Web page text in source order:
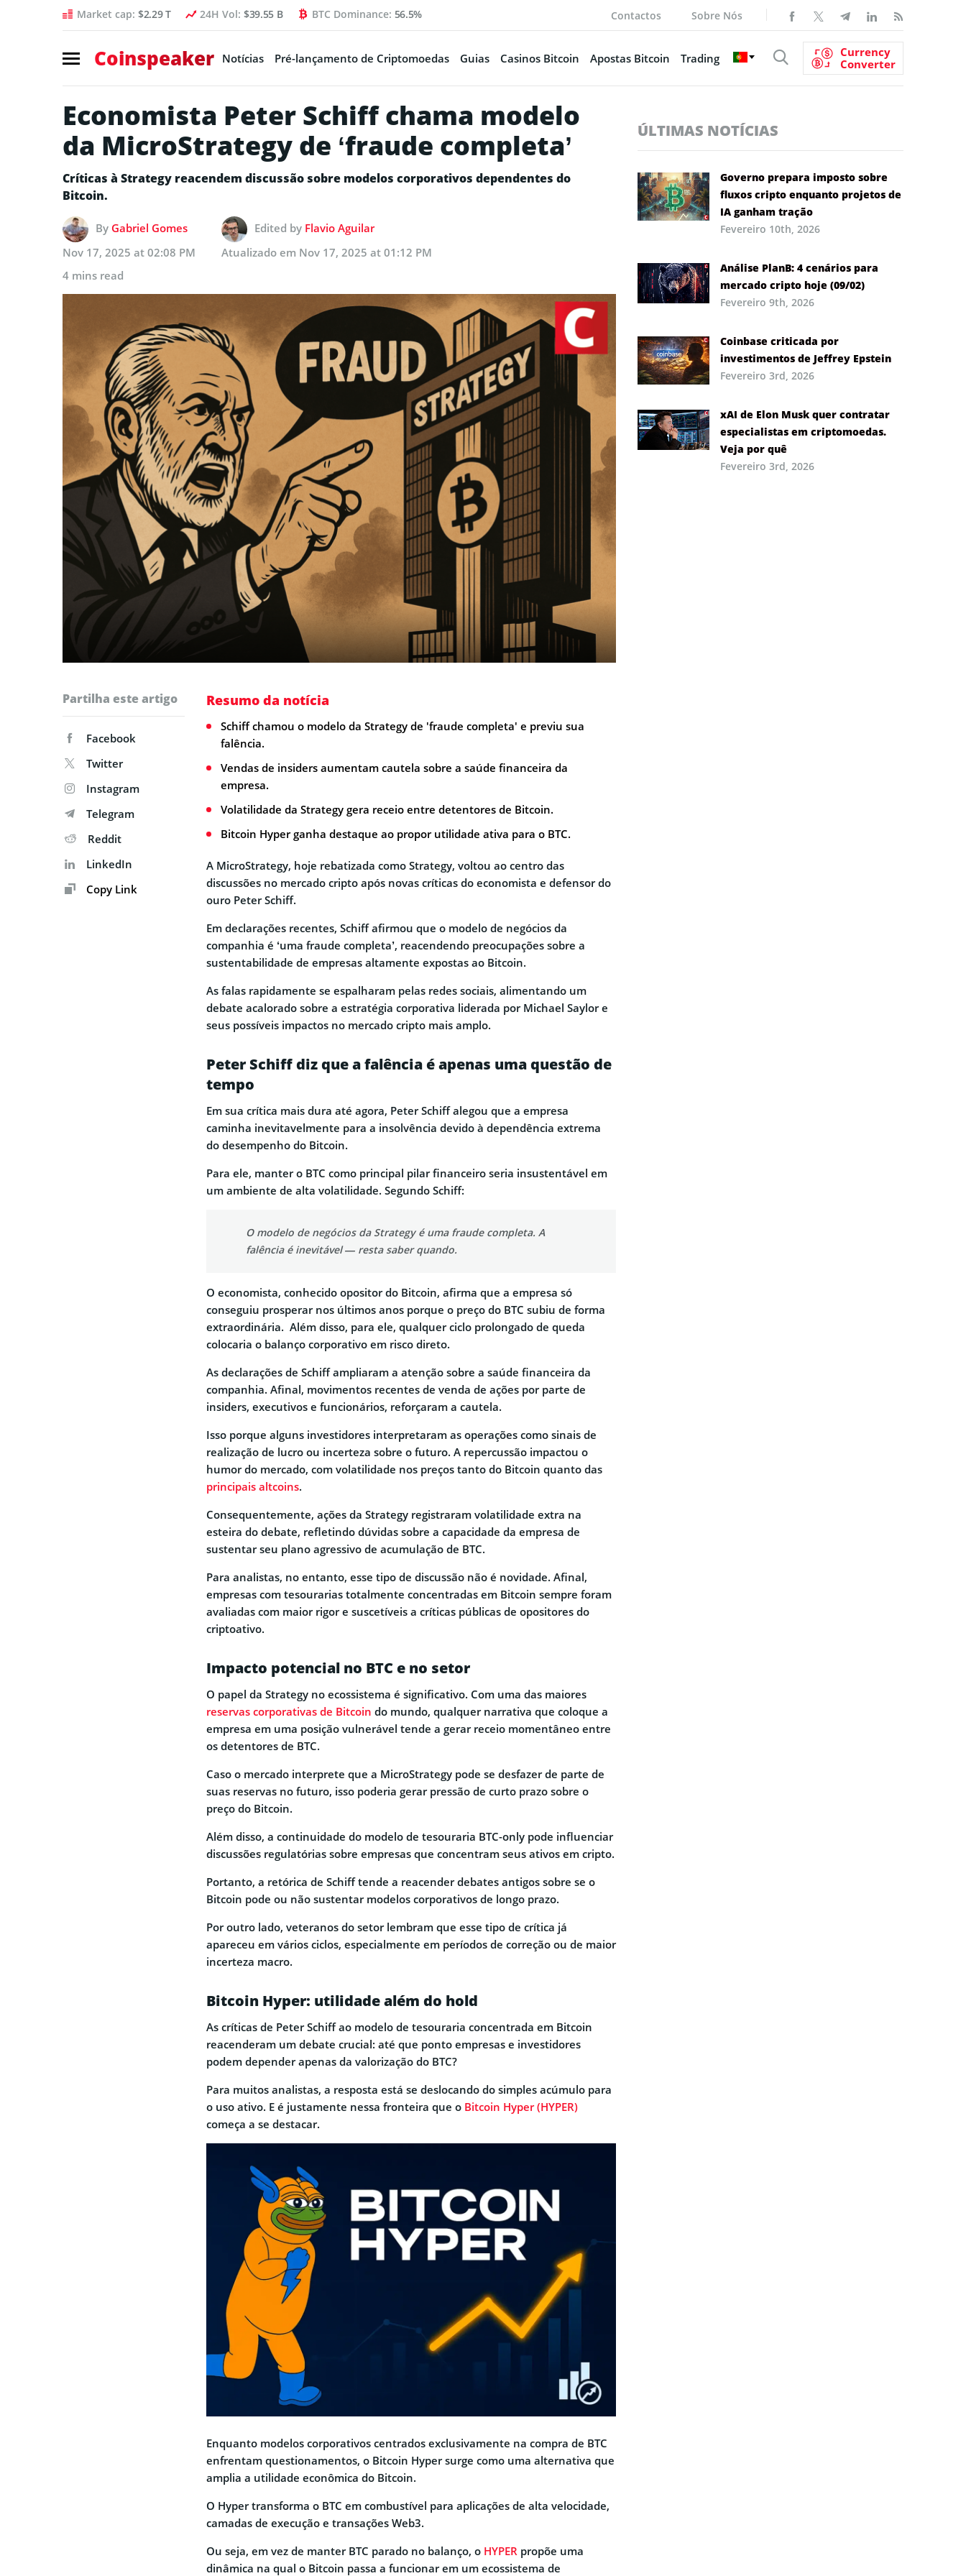
Market cap: $2.29 T 24H Vol: $39.55 B BTC Dominance: 56.5% Contactos Sobre Nós
Coinspeaker Notícias Pré-lançamento de Criptomoedas Guias Casinos Bitcoin Apostas Bitcoin Trading
Currency
Converter
Economista Peter Schiff chama modelo
da MicroStrategy de ‘fraude completa’
Críticas à Strategy reacendem discussão sobre modelos corporativos dependentes do
Bitcoin.
By Gabriel Gomes Edited by Flavio Aguilar
Nov 17, 2025 at 02:08 PM
Atualizado em Nov 17, 2025 at 01:12 PM
4 mins read
Partilha este artigo
Facebook
Twitter
Instagram
Telegram
Reddit
LinkedIn
Copy Link
Resumo da notícia
Schiff chamou o modelo da Strategy de 'fraude completa' e previu sua
falência.
Vendas de insiders aumentam cautela sobre a saúde financeira da
empresa.
Volatilidade da Strategy gera receio entre detentores de Bitcoin.
Bitcoin Hyper ganha destaque ao propor utilidade ativa para o BTC.
A MicroStrategy, hoje rebatizada como Strategy, voltou ao centro das
discussões no mercado cripto após novas críticas do economista e defensor do
ouro Peter Schiff.
Em declarações recentes, Schiff afirmou que o modelo de negócios da
companhia é ‘uma fraude completa’, reacendendo preocupações sobre a
sustentabilidade de empresas altamente expostas ao Bitcoin.
As falas rapidamente se espalharam pelas redes sociais, alimentando um
debate acalorado sobre a estratégia corporativa liderada por Michael Saylor e
seus possíveis impactos no mercado cripto mais amplo.
Peter Schiff diz que a falência é apenas uma questão de
tempo
Em sua crítica mais dura até agora, Peter Schiff alegou que a empresa
caminha inevitavelmente para a insolvência devido à dependência extrema
do desempenho do Bitcoin.
Para ele, manter o BTC como principal pilar financeiro seria insustentável em
um ambiente de alta volatilidade. Segundo Schiff:
O modelo de negócios da Strategy é uma fraude completa. A
falência é inevitável — resta saber quando.
O economista, conhecido opositor do Bitcoin, afirma que a empresa só
conseguiu prosperar nos últimos anos porque o preço do BTC subiu de forma
extraordinária. Além disso, para ele, qualquer ciclo prolongado de queda
colocaria o balanço corporativo em risco direto.
As declarações de Schiff ampliaram a atenção sobre a saúde financeira da
companhia. Afinal, movimentos recentes de venda de ações por parte de
insiders, executivos e funcionários, reforçaram a cautela.
Isso porque alguns investidores interpretaram as operações como sinais de
realização de lucro ou incerteza sobre o futuro. A repercussão impactou o
humor do mercado, com volatilidade nos preços tanto do Bitcoin quanto das
principais altcoins.
Consequentemente, ações da Strategy registraram volatilidade extra na
esteira do debate, refletindo dúvidas sobre a capacidade da empresa de
sustentar seu plano agressivo de acumulação de BTC.
Para analistas, no entanto, esse tipo de discussão não é novidade. Afinal,
empresas com tesourarias totalmente concentradas em Bitcoin sempre foram
avaliadas com maior rigor e suscetíveis a críticas públicas de opositores do
criptoativo.
Impacto potencial no BTC e no setor
O papel da Strategy no ecossistema é significativo. Com uma das maiores
reservas corporativas de Bitcoin do mundo, qualquer narrativa que coloque a
empresa em uma posição vulnerável tende a gerar receio momentâneo entre
os detentores de BTC.
Caso o mercado interprete que a MicroStrategy pode se desfazer de parte de
suas reservas no futuro, isso poderia gerar pressão de curto prazo sobre o
preço do Bitcoin.
Além disso, a continuidade do modelo de tesouraria BTC-only pode influenciar
discussões regulatórias sobre empresas que concentram seus ativos em cripto.
Portanto, a retórica de Schiff tende a reacender debates antigos sobre se o
Bitcoin pode ou não sustentar modelos corporativos de longo prazo.
Por outro lado, veteranos do setor lembram que esse tipo de crítica já
apareceu em vários ciclos, especialmente em períodos de correção ou de maior
incerteza macro.
Bitcoin Hyper: utilidade além do hold
As críticas de Peter Schiff ao modelo de tesouraria concentrada em Bitcoin
reacenderam um debate crucial: até que ponto empresas e investidores
podem depender apenas da valorização do BTC?
Para muitos analistas, a resposta está se deslocando do simples acúmulo para
o uso ativo. E é justamente nessa fronteira que o Bitcoin Hyper (HYPER)
começa a se destacar.
Enquanto modelos corporativos centrados exclusivamente na compra de BTC
enfrentam questionamentos, o Bitcoin Hyper surge como uma alternativa que
amplia a utilidade econômica do Bitcoin.
O Hyper transforma o BTC em combustível para aplicações de alta velocidade,
camadas de execução e transações Web3.
Ou seja, em vez de manter BTC parado no balanço, o HYPER propõe uma
dinâmica na qual o Bitcoin passa a funcionar em um ecossistema de
ÚLTIMAS NOTÍCIAS
Governo prepara imposto sobre
fluxos cripto enquanto projetos de
IA ganham tração
Fevereiro 10th, 2026
Análise PlanB: 4 cenários para
mercado cripto hoje (09/02)
Fevereiro 9th, 2026
Coinbase criticada por
investimentos de Jeffrey Epstein
Fevereiro 3rd, 2026
xAI de Elon Musk quer contratar
especialistas em criptomoedas.
Veja por quê
Fevereiro 3rd, 2026